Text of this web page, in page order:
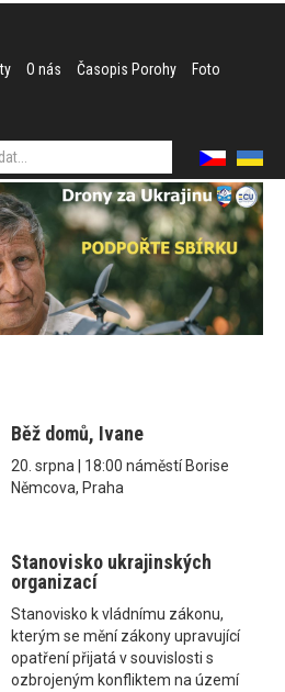
O nás Časopis Porohy Foto
Běž domů, Ivane
20. srpna | 18:00 náměstí Borise
Němcova, Praha
Stanovisko ukrajinských
organizací
Stanovisko k vládnímu zákonu,
kterým se mění zákony upravující
opatření přijatá v souvislosti s
ozbrojeným konfliktem na území